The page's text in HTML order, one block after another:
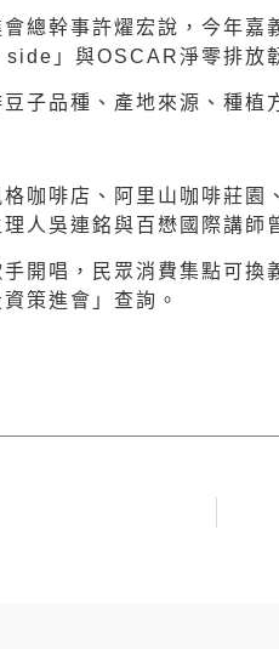
總幹事許燿宏說，今年嘉
」與OSCAR淨零排放
子品種、產地來源、種植
咖啡店、阿里山咖啡莊園
人吳連銘與百懋國際講師
開唱，民眾消費集點可換
策進會」查詢。